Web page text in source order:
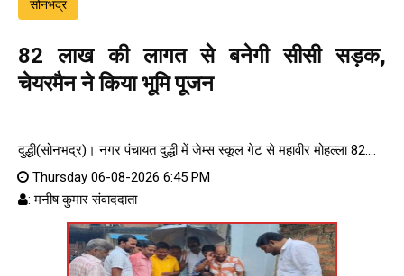
सोनभद्र
82 लाख की लागत से बनेगी सीसी सड़क,
चेयरमैन ने किया भूमि पूजन
दुद्धी(सोनभद्र)। नगर पंचायत दुद्धी में जेम्स स्कूल गेट से महावीर मोहल्ला 82....
Thursday 06-08-2026 6:45 PM
: मनीष कुमार संवाददाता